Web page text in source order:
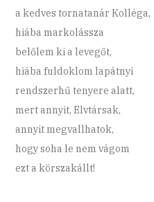
a kedves tornatanár Kolléga,
hiába markolássza
belőlem ki a levegőt,
hiába fuldoklom lapátnyi
rendszerhű tenyere alatt,
mert annyit, Elvtársak,
annyit megvallhatok,
hogy soha le nem vágom
ezt a körszakállt!